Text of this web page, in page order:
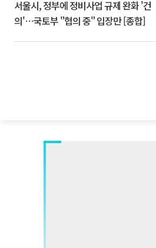
서울시, 정부에 정비사업 규제 완화 '건
의'⋯국토부 "협의 중" 입장만 [종합]